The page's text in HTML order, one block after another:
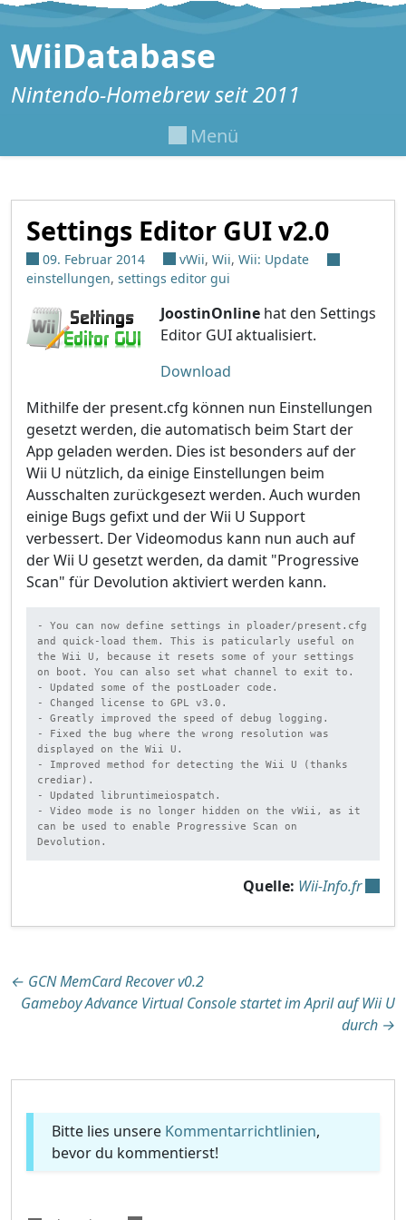
Zum Inhalt springen
WiiDatabase
Nintendo-Homebrew seit 2011
Menü
Settings Editor GUI v2.0
09. Februar 2014 vWii, Wii, Wii: Update
einstellungen, settings editor gui
JoostinOnline hat den Settings
Editor GUI aktualisiert.
Download
Mithilfe der present.cfg können nun Einstellungen
gesetzt werden, die automatisch beim Start der
App geladen werden. Dies ist besonders auf der
Wii U nützlich, da einige Einstellungen beim
Ausschalten zurückgesezt werden. Auch wurden
einige Bugs gefixt und der Wii U Support
verbessert. Der Videomodus kann nun auch auf
der Wii U gesetzt werden, da damit "Progressive
Scan" für Devolution aktiviert werden kann.
- You can now define settings in ploader/present.cfg
and quick-load them. This is paticularly useful on
the Wii U, because it resets some of your settings
on boot. You can also set what channel to exit to.
- Updated some of the postLoader code.
- Changed license to GPL v3.0.
- Greatly improved the speed of debug logging.
- Fixed the bug where the wrong resolution was
displayed on the Wii U.
- Improved method for detecting the Wii U (thanks
crediar).
- Updated libruntimeiospatch.
- Video mode is no longer hidden on the vWii, as it
can be used to enable Progressive Scan on
Devolution.
Quelle: Wii-Info.fr
Beitragsnavigation
← GCN MemCard Recover v0.2
Gameboy Advance Virtual Console startet im April auf Wii U
durch →
Bitte lies unsere Kommentarrichtlinien,
bevor du kommentierst!